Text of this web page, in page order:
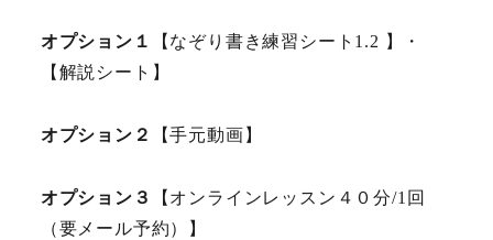
オプション１
【なぞり書き練習シート1.2 】・
【解説シート】
オプション２ 【手元動画】
オプション３
【オンラインレッスン４０分/1回
（要メール予約）】